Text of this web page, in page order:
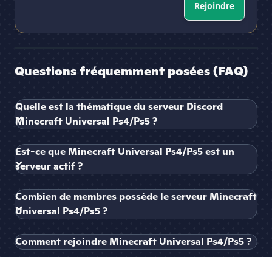
Rejoindre
Questions fréquemment posées (FAQ)
Quelle est la thématique du serveur Discord
Minecraft Universal Ps4/Ps5 ?
Est-ce que Minecraft Universal Ps4/Ps5 est un
serveur actif ?
Combien de membres possède le serveur Minecraft
Universal Ps4/Ps5 ?
Comment rejoindre Minecraft Universal Ps4/Ps5 ?